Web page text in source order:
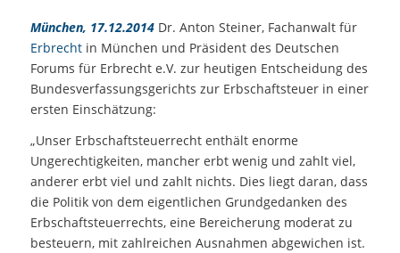
München, 17.12.2014Dr. Anton Steiner, Fachanwalt für
Erbrechtin München und Präsident des Deutschen
Forums für Erbrecht e.V. zur heutigen Entscheidung des
Bundesverfassungsgerichts zur Erbschaftsteuer in einer
ersten Einschätzung:
„Unser Erbschaftsteuerrecht enthält enorme
Ungerechtigkeiten, mancher erbt wenig und zahlt viel,
anderer erbt viel und zahlt nichts. Dies liegt daran, dass
die Politik von dem eigentlichen Grundgedanken des
Erbschaftsteuerrechts, eine Bereicherung moderat zu
besteuern, mit zahlreichen Ausnahmen abgewichen ist.